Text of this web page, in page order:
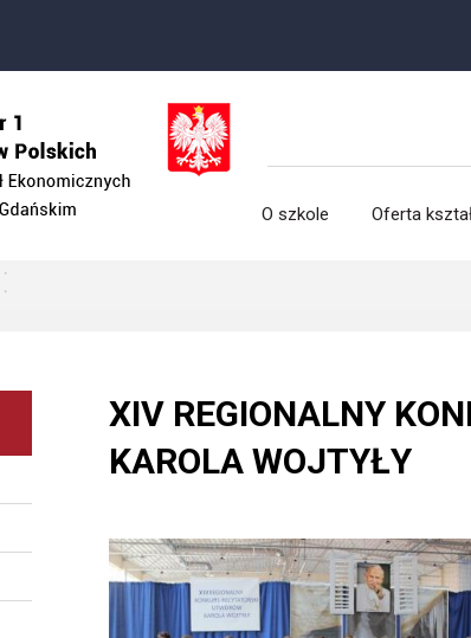
O szkole Oferta
XIV REGIONALNY
KAROLA WOJTYŁY